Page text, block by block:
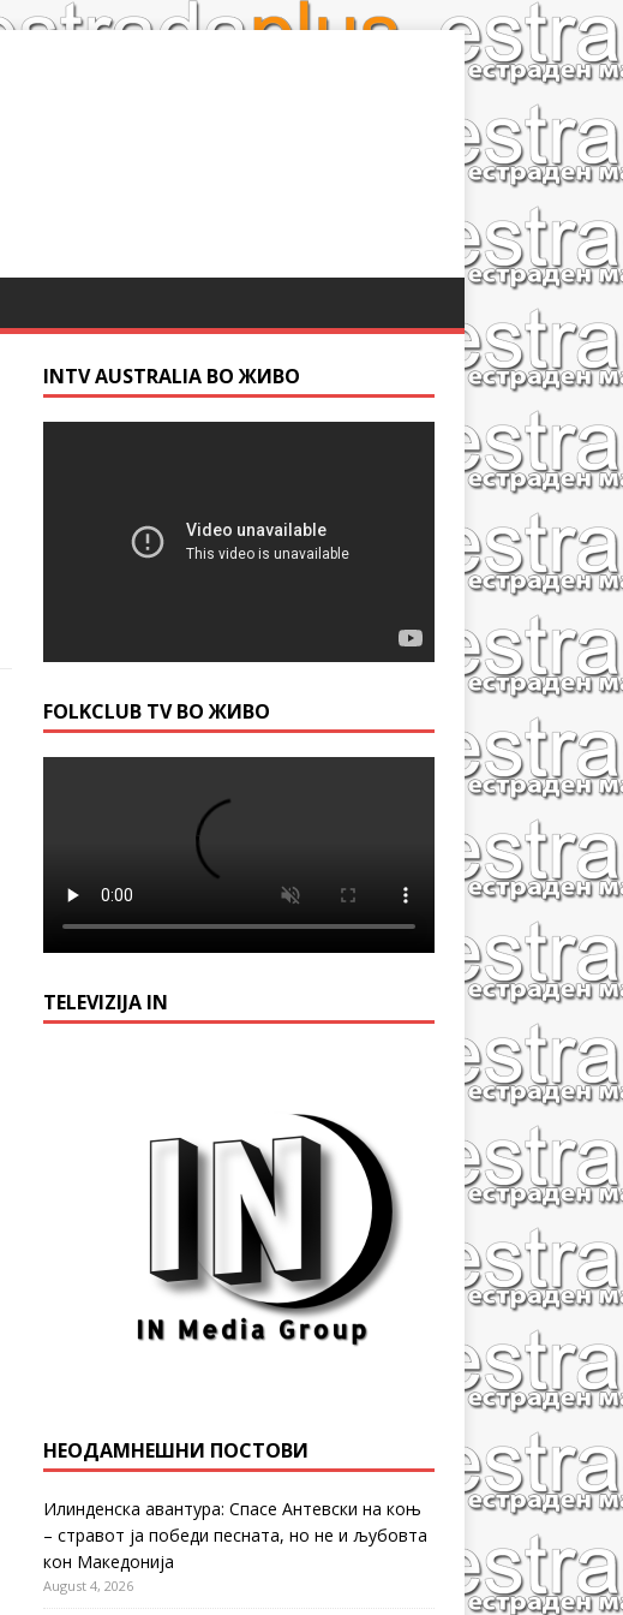
INTV AUSTRALIA ВО ЖИВО
FOLKCLUB TV ВО ЖИВО
TELEVIZIJA IN
НЕОДАМНЕШНИ ПОСТОВИ
Илинденска авантура: Спасе Антевски на коњ
– стравот ја победи песната, но не и љубовта
кон Македонија
August 4, 2026